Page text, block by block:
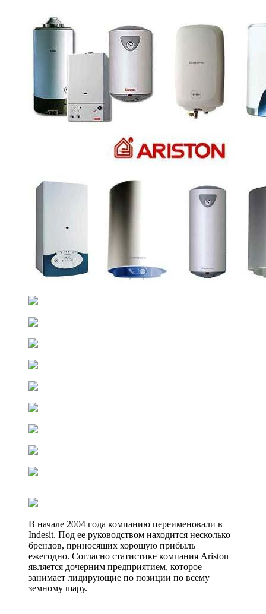
В начале 2004 года компанию переименовали в
Indesit. Под ее руководством находится несколько
брендов, приносящих хорошую прибыль
ежегодно. Согласно статистике компания Ariston
является дочерним предприятием, которое
занимает лидирующие по позиции по всему
земному шару.